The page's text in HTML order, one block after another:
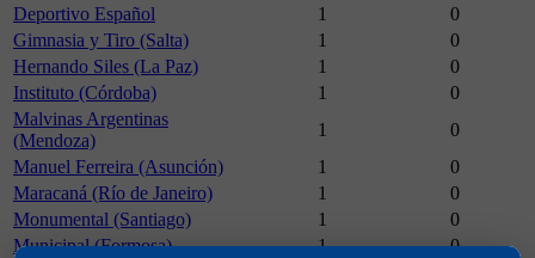
Deportivo Español
1
0
Gimnasia y Tiro (Salta)
1
0
Hernando Siles (La Paz)
1
0
Instituto (Córdoba)
1
0
Malvinas Argentinas
(Mendoza)
1
0
Manuel Ferreira (Asunción)
1
0
Maracaná (Río de Janeiro)
1
0
Monumental (Santiago)
1
0
Municipal (Formosa)
1
0